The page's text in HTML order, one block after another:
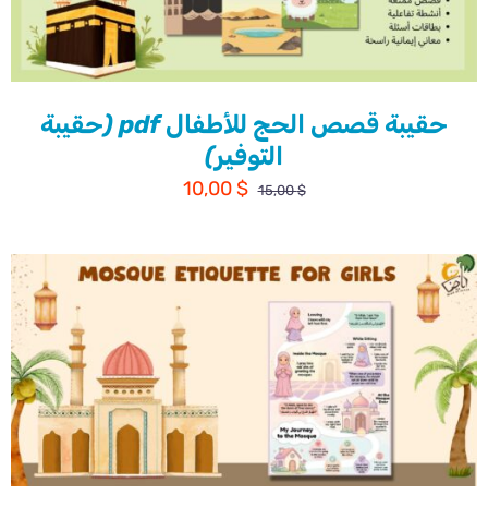
حقيبة قصص الحج للأطفال pdf (حقيبة
التوفير)
15,00$
السعر
هو:
15,00 $.
10,00$
السعر
هو:
10,00 $.